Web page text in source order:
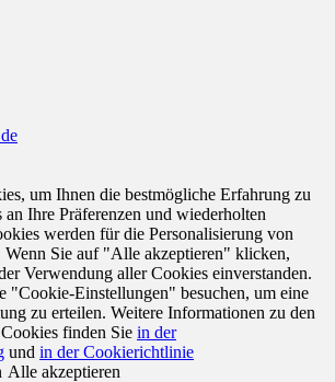
um Ihnen die bestmögliche Erfahrung zu
Ihre Präferenzen und wiederholten
werden für die Personalisierung von
Wenn Sie auf "Alle akzeptieren" klicken,
Verwendung aller Cookies einverstanden.
"Cookie-Einstellungen" besuchen, um eine
zu erteilen. Weitere Informationen zu den
finden Sie in der
und in der Cookierichtlinie
Alle akzeptieren